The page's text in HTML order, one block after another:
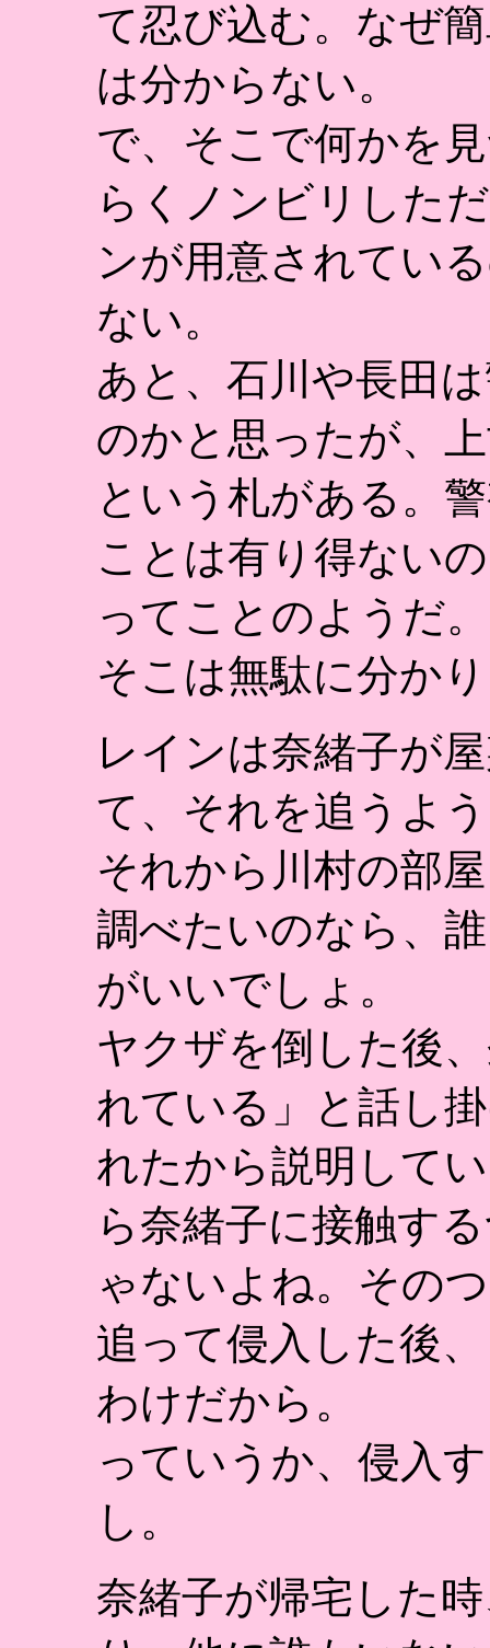
て忍び込む。なぜ
は分からない。
で、そこで何かを
らくノンビリした
ンが用意されてい
ない。
あと、石川や長田
のかと思ったが、
という札がある。
ことは有り得ない
ってことのようだ。
そこは無駄に分か
レインは奈緒子が
て、それを追うよ
それから川村の部
調べたいのなら、
がいいでしょ。
ヤクザを倒した後
れている」と話し
れたから説明して
ら奈緒子に接触す
ゃないよね。その
追って侵入した後
わけだから。
っていうか、侵入
し。
奈緒子が帰宅した